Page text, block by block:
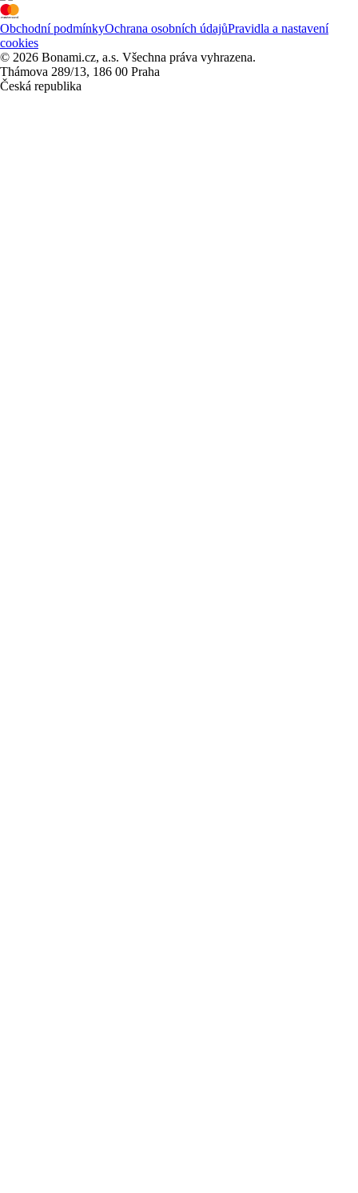
Obchodní podmínkyOchrana osobních údajůPravidla a nastavení
cookies
© 2026 Bonami.cz, a.s. Všechna práva vyhrazena.
Thámova 289/13, 186 00 Praha
Česká republika